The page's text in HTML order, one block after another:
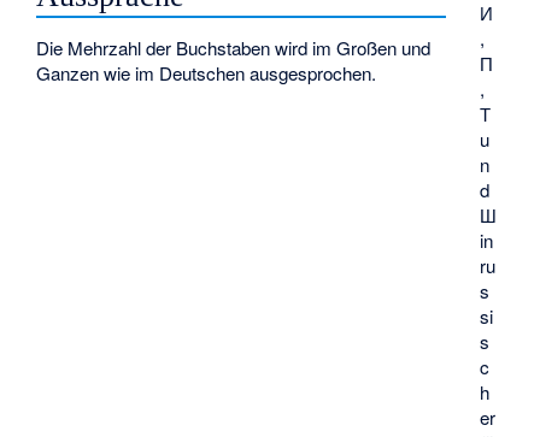
И
,
П
,
Т
u
n
d
Ш
in
ru
s
si
s
c
h
er
Die Mehrzahl der Buchstaben wird im Großen und
Ganzen wie im Deutschen ausgesprochen.